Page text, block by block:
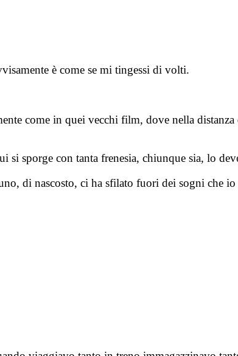
è come se mi tingessi di volti.
come in quei vecchi film, dove nella
sporge con tanta frenesia, chiunque sia, lo
di nascosto, ci ha sfilato fuori dei sogni che io